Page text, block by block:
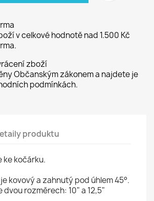
v celkové hodnotě nad 1.500 Kč
zboží
Občanským zákonem a najdete je
podmínkách.
produktu
ke kočárku.
kovový a zahnutý pod úhlem 45°.
dvou rozměrech: 10" a 12,5"